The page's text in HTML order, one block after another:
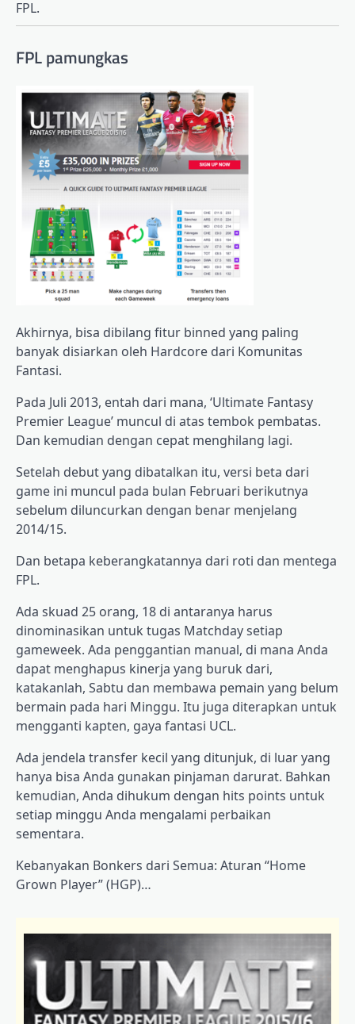
FPL.
FPL pamungkas
Akhirnya, bisa dibilang fitur binned yang paling
banyak disiarkan oleh Hardcore dari Komunitas
Fantasi.
Pada Juli 2013, entah dari mana, ‘Ultimate Fantasy
Premier League’ muncul di atas tembok pembatas.
Dan kemudian dengan cepat menghilang lagi.
Setelah debut yang dibatalkan itu, versi beta dari
game ini muncul pada bulan Februari berikutnya
sebelum diluncurkan dengan benar menjelang
2014/15.
Dan betapa keberangkatannya dari roti dan mentega
FPL.
Ada skuad 25 orang, 18 di antaranya harus
dinominasikan untuk tugas Matchday setiap
gameweek. Ada penggantian manual, di mana Anda
dapat menghapus kinerja yang buruk dari,
katakanlah, Sabtu dan membawa pemain yang belum
bermain pada hari Minggu. Itu juga diterapkan untuk
mengganti kapten, gaya fantasi UCL.
Ada jendela transfer kecil yang ditunjuk, di luar yang
hanya bisa Anda gunakan pinjaman darurat. Bahkan
kemudian, Anda dihukum dengan hits points untuk
setiap minggu Anda mengalami perbaikan
sementara.
Kebanyakan Bonkers dari Semua: Aturan “Home
Grown Player” (HGP)…